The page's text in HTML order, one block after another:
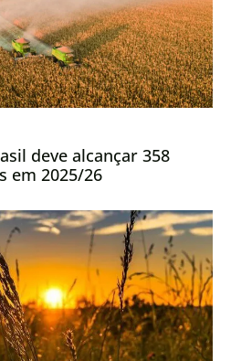
deve alcançar 358
em 2025/26